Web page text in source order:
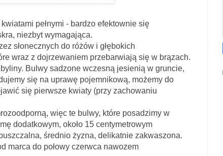
pełnymi - bardzo efektownie się
niezbyt wymagająca.
słonecznych do różów i głębokich
wraz z dojrzewaniem przebarwiają się w brązach.
sadzone wczesną jesienią w gruncie,
się na uprawę pojemnikową, możemy do
się pierwsze kwiaty (przy zachowaniu
więc te bulwy, które posadzimy w
dodatkowym, około 15 centymetrowym
średnio żyzna, delikatnie zakwaszona.
marca do połowy czerwca nawozem